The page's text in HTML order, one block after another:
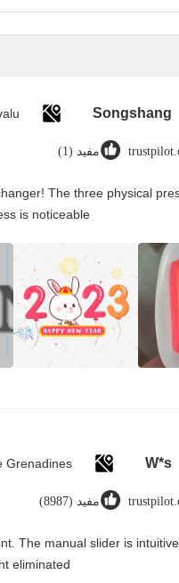
Songshang
مفيد (1)
The three physical
is noticeable.
W*s
مفيد (8987)
The manual slider is
！